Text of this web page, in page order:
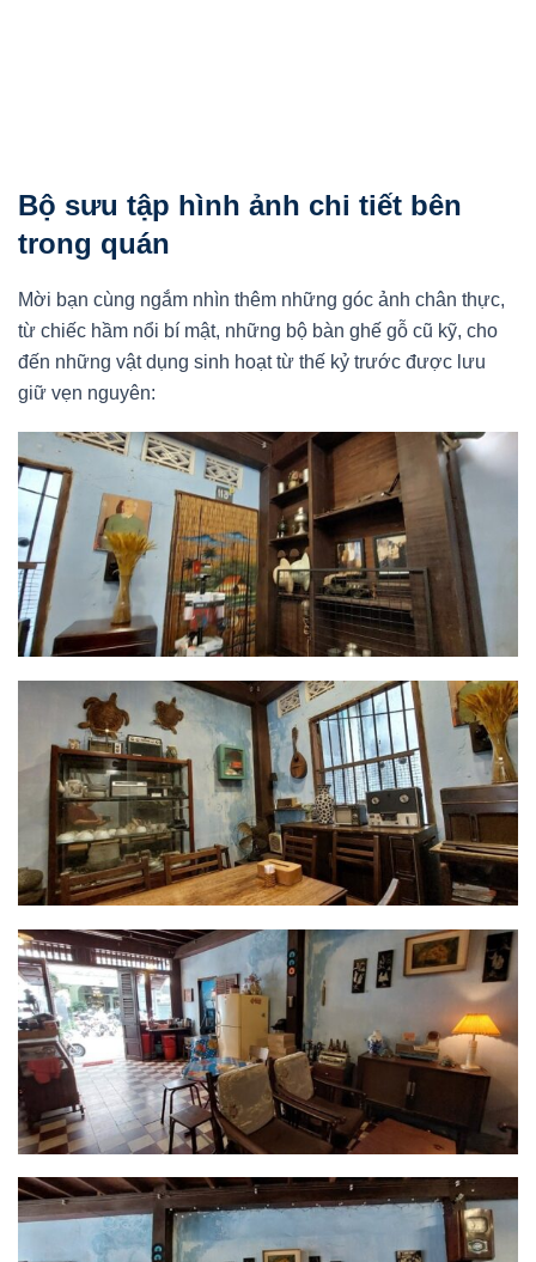
Bộ sưu tập hình ảnh chi tiết bên
trong quán
Mời bạn cùng ngắm nhìn thêm những góc ảnh chân thực,
từ chiếc hầm nổi bí mật, những bộ bàn ghế gỗ cũ kỹ, cho
đến những vật dụng sinh hoạt từ thế kỷ trước được lưu
giữ vẹn nguyên: